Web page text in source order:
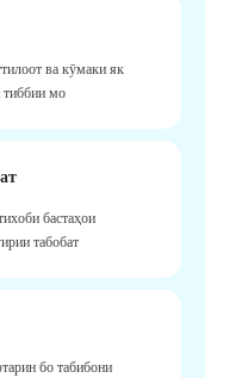
ва кӯмаки як
мо
бастаҳои
табобат
бо табибони